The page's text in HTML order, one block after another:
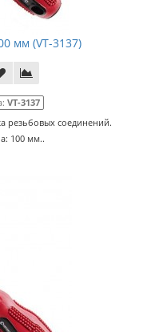
мм (VT-3137)
VT-3137
резьбовых соединений.
100 мм..